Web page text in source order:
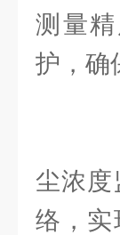
测量
护，确
尘浓度
络，实